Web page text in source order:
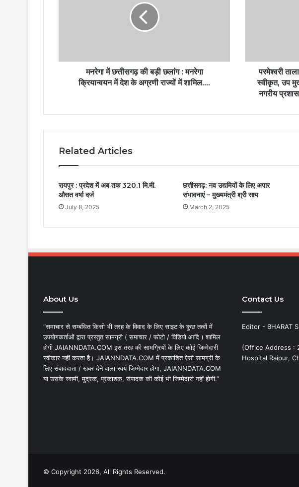
मनरेगा में छत्तीसगढ़ की बड़ी छलांग : मनरेगा
क्रियान्वयन में देश के अग्रणी राज्यों में शामिल….
परमेश्वरी
स्वीकृत, उप
नगरीय
Related Articles
रायपुर : प्रदेश में अब तक 320.1 मि.मी.
औसत वर्षा दर्ज
July 8, 2025
छत्तीसगढ़: नव उद्यमियों के लिए अपार
संभावनाएं – मुख्यमंत्री श्री साय
March 2, 2025
About Us
“समाचार से सम्बंधित किसी भी तरह के विवाद के लिए साइट के कुछ तत्वों में
उपयोगकर्ताओं द्वारा प्रस्तुत सामग्री ( समाचार / फोटो / विडियो आदि ) शामिल
होगी JAIANNDATA.COM इस तरह की सामग्रियों के लिए कोई जिम्मेदारी
स्वीकार नहीं करता है। JAIANNDATA.COM में प्रकाशित ऐसी सामग्री के
लिए संवाददाता / खबर देने वाला स्वयं जिम्मेदार होगा, JAIANNDATA.COM
या उसके स्वामी, मुद्रक, प्रकाशक, संपादक की कोई भी जिम्मेदारी नहीं होगी.”
Contact Us
Editor - BHARAT
(Office Address :
Hospital Raipur,
© Copyright 2026, All Rights Reserved.